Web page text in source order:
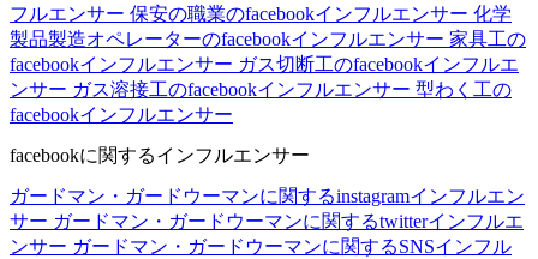
フルエンサー 保安の職業のfacebookインフルエンサー 化学
製品製造オペレーターのfacebookインフルエンサー 家具工の
facebookインフルエンサー ガス切断工のfacebookインフルエ
ンサー ガス溶接工のfacebookインフルエンサー 型わく工の
facebookインフルエンサー
facebookに関するインフルエンサー
ガードマン・ガードウーマンに関するinstagramインフルエン
サー ガードマン・ガードウーマンに関するtwitterインフルエ
ンサー ガードマン・ガードウーマンに関するSNSインフル